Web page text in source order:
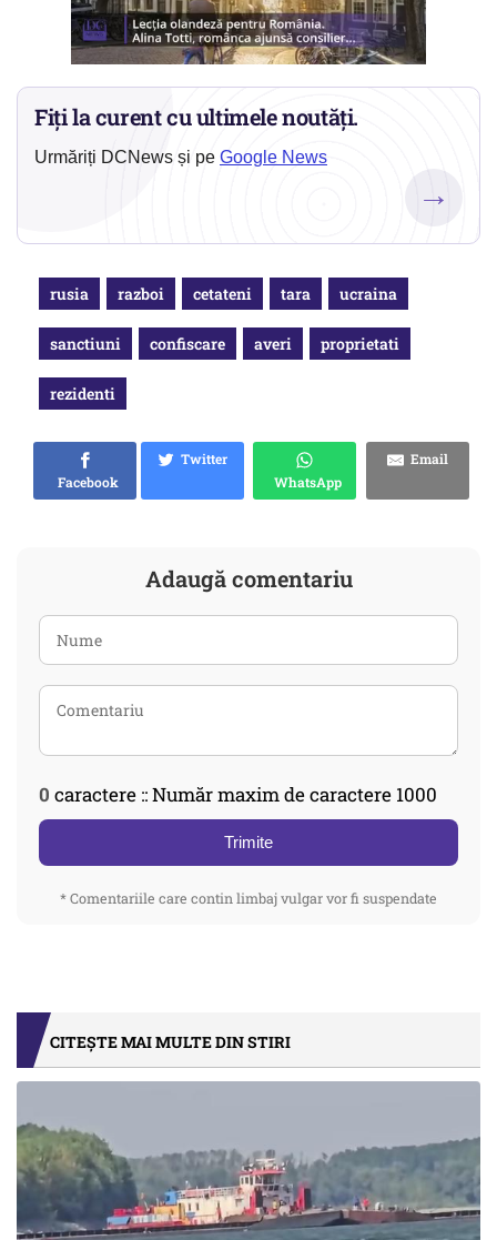
Fiți la curent cu ultimele noutăți.
Urmăriți DCNews și pe Google News
→
rusia razboi cetateni tara ucraina
sanctiuni confiscare averi proprietati
rezidenti
Facebook
Twitter
WhatsApp
Email
Adaugă comentariu
0 caractere :: Număr maxim de caractere 1000
Trimite
* Comentariile care contin limbaj vulgar vor fi suspendate
CITEȘTE MAI MULTE DIN STIRI